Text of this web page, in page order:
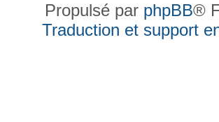
Propulsé par phpBB®
Traduction et support